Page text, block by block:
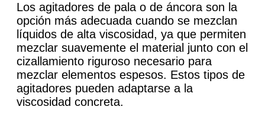
Los agitadores de pala o de áncora son la
opción más adecuada cuando se mezclan
líquidos de alta viscosidad, ya que permiten
mezclar suavemente el material junto con el
cizallamiento riguroso necesario para
mezclar elementos espesos. Estos tipos de
agitadores pueden adaptarse a la
viscosidad concreta.